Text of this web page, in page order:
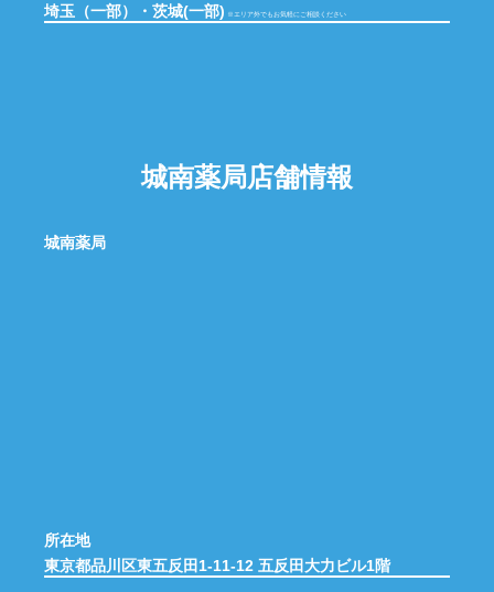
埼玉（一部）・茨城(一部)
※エリア外でもお気軽にご相談ください
城南薬局店舗情報
城南薬局
所在地
東京都品川区東五反田1-11-12 五反田大力ビル1階